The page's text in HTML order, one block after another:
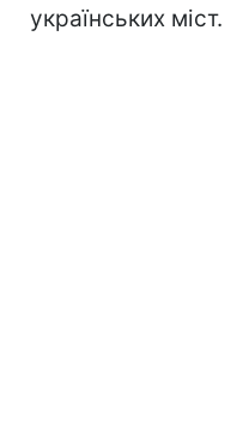
українських міст.